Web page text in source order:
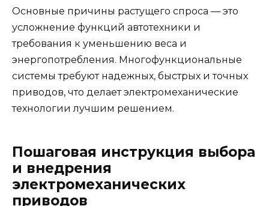
Основные причины растущего спроса — это
усложнение функций автотехники и
требования к уменьшению веса и
энергопотребления. Многофункциональные
системы требуют надежных, быстрых и точных
приводов, что делает электромеханические
технологии лучшим решением.
Пошаговая инструкция выбора
и внедрения
электромеханических
приводов